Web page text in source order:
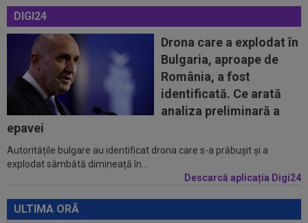
DIGI24
Drona care a explodat în
Bulgaria, aproape de
România, a fost
identificată. Ce arată
analiza preliminară a
epavei
Autoritățile bulgare au identificat drona care s-a prăbușit și a
explodat sâmbătă dimineață în...
Descarcă aplicația Digi24
ULTIMA ORĂ
07:39
Nota primită de Cristi Chivu, după ce Inter a
învins-o pe Juventus
07:10
Ioan Varga a luat decizia în cazul lui Marian
Huja! Fundașul e dorit de Rapid
Reacția total neașteptată a lui Nuno Campos,
întrebat de Adrian Mazilu după...
00:39
Florin Pîrvu a surprins pe toată lumea, după
umilința cu Dinamo
”mască” la debut: Jose Mourinho...